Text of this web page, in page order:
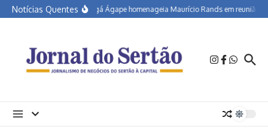
Ir para o conteúdo
Notícias QuentesCaxangá Ágape homenageia Maurício Rands em reunião-